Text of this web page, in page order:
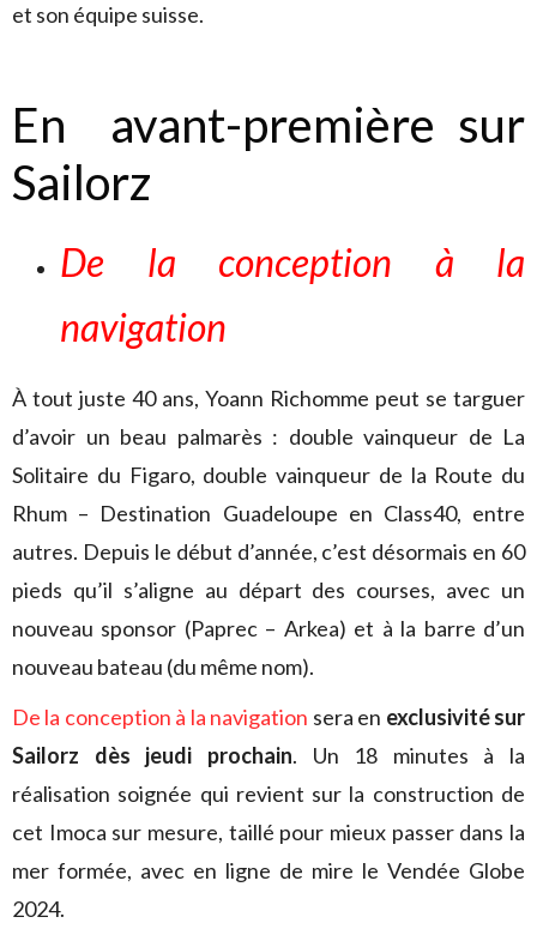
et son équipe suisse.
En avant-première sur
Sailorz
De la conception à la
navigation
À tout juste 40 ans, Yoann Richomme peut se targuer
d’avoir un beau palmarès : double vainqueur de La
Solitaire du Figaro, double vainqueur de la Route du
Rhum – Destination Guadeloupe en Class40, entre
autres. Depuis le début d’année, c’est désormais en 60
pieds qu’il s’aligne au départ des courses, avec un
nouveau sponsor (Paprec – Arkea) et à la barre d’un
nouveau bateau (du même nom).
De la conception à la navigation sera en exclusivité sur
Sailorz dès jeudi prochain. Un 18 minutes à la
réalisation soignée qui revient sur la construction de
cet Imoca sur mesure, taillé pour mieux passer dans la
mer formée, avec en ligne de mire le Vendée Globe
2024.